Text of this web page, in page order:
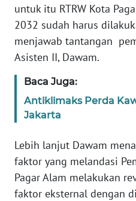
untuk itu RTRW Kota
2032 sudah harus
menjawab tantangan
Asisten II, Dawam.
Baca Juga:
Antiklimaks Perda
Jakarta
Lebih lanjut Dawam
faktor yang melandasi
Pagar Alam melakukan
faktor eksternal dengan
WN
PAPUA
PAPUA
BARAT
WN
SERAMBI